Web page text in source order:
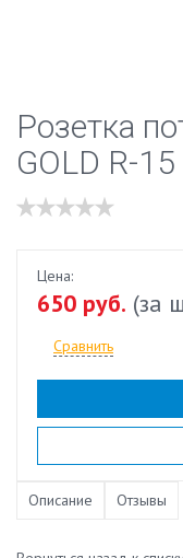
Розетка
GOLD R-15
Цена:
650 руб. (за
Сравнить
Описание Отзывы